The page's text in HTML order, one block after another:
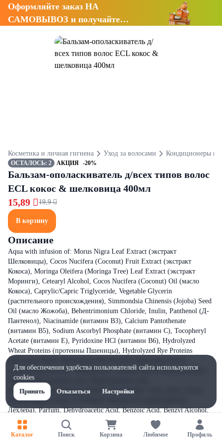
Оформляйте заказ НА
САМОВЫВОЗ и получайте
Косметика и личная гигиена Уход за волосами Кондиционеры и
ОСТАЛОСЬ: 2 АКЦИЯ -20%
Бальзам-ополаскиватель д/всех типов волос
ECL кокос & шелковица 400мл
15,89 19,9 
В корзину
Описание
Aqua with infusion of: Morus Nigra Leaf Extract (экстракт
Шелковицы), Cocos Nucifera (Coconut) Fruit Extract (экстракт
Кокоса), Moringa Oleifera (Moringa Tree) Leaf Extract (экстракт
Моринги), Cetearyl Alcohol, Cocos Nucifera (Coconut) Oil (масло
Кокоса), Caprylic/Capric Triglyceride, Vegetable Glycerin
(растительного происхождения), Simmondsia Chinensis (Jojoba) Seed
Oil (масло Жожоба), Behentrimonium Chloride, Inulin, Panthenol (Д-
Пантенол), Niacinamide (витамин В3), Calcium Pantothenate
(витамин В5), Sodium Ascorbyl Phosphate (витамин С), Tocopheryl
Acetate (витамин Е), Pyridoxine HCl (витамин В6), Hydrolyzed
Wheat Proteins (протеины Пшеницы), Hydrolyzed Rye Proteins
(протеины Ржи), Hydrolyzed Oats Proteins (протеины Овса),
Hydroxyethylcellulose, Maltodextrin, Sodium Starch Octenylsuccinate,
Silica, Hydroxypropyl Guar, Hydroxypropyl Guar
Hydroxypropyltrimonium Chloride, Propanediol, Citric Acid, Croton
Lechleri Resin Extract T (Dragon's Blood) (сок дерева Кротон
Лехлера), Parfum, Dehydroacetic Acid, Benzoic Acid, Benzyl Alcohol,
Potassium Sorbate, Sodium Benzoate, Hexyl Cinnamal, Linalool.
Каталог Поиск Корзина Любимое Профиль
Для обеспечения удобства пользователей сайта используются
cookies
Принять
Отказаться Настройки